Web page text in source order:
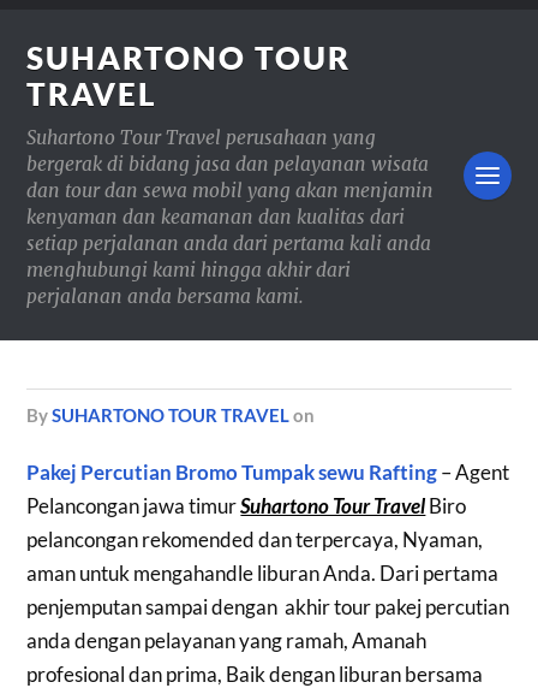
SUHARTONO TOUR
TRAVEL
Suhartono Tour Travel perusahaan yang
bergerak di bidang jasa dan pelayanan wisata
dan tour dan sewa mobil yang akan menjamin
kenyaman dan keamanan dan kualitas dari
setiap perjalanan anda dari pertama kali anda
menghubungi kami hingga akhir dari
perjalanan anda bersama kami.
bySUHARTONO TOUR TRAVELon
Pakej Percutian Bromo Tumpak sewu Rafting– Agent
Pelancongan jawa timurSuhartono Tour TravelBiro
pelancongan rekomended dan terpercaya, Nyaman,
aman untuk mengahandle liburan Anda. Dari pertama
penjemputan sampai dengan akhir tour pakej percutian
anda dengan pelayanan yang ramah, Amanah
profesional dan prima, Baik dengan liburan bersama